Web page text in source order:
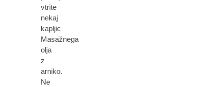
vtrite
nekaj
kapljic
Masažnega
olja
z
arniko.
Ne